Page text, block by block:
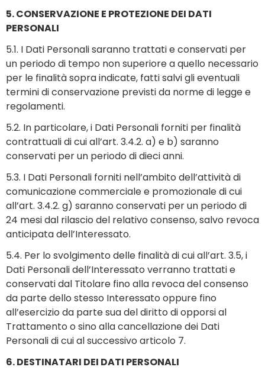
5. CONSERVAZIONE E PROTEZIONE DEI DATI
PERSONALI
5.1. I Dati Personali saranno trattati e conservati per
un periodo di tempo non superiore a quello necessario
per le finalità sopra indicate, fatti salvi gli eventuali
termini di conservazione previsti da norme di legge e
regolamenti.
5.2. In particolare, i Dati Personali forniti per finalità
contrattuali di cui all’art. 3.4.2. a) e b) saranno
conservati per un periodo di dieci anni.
5.3. I Dati Personali forniti nell’ambito dell’attività di
comunicazione commerciale e promozionale di cui
all’art. 3.4.2. g) saranno conservati per un periodo di
24 mesi dal rilascio del relativo consenso, salvo revoca
anticipata dell’Interessato.
5.4. Per lo svolgimento delle finalità di cui all’art. 3.5, i
Dati Personali dell’Interessato verranno trattati e
conservati dal Titolare fino alla revoca del consenso
da parte dello stesso Interessato oppure fino
all’esercizio da parte sua del diritto di opporsi al
Trattamento o sino alla cancellazione dei Dati
Personali di cui al successivo articolo 7.
6. DESTINATARI DEI DATI PERSONALI